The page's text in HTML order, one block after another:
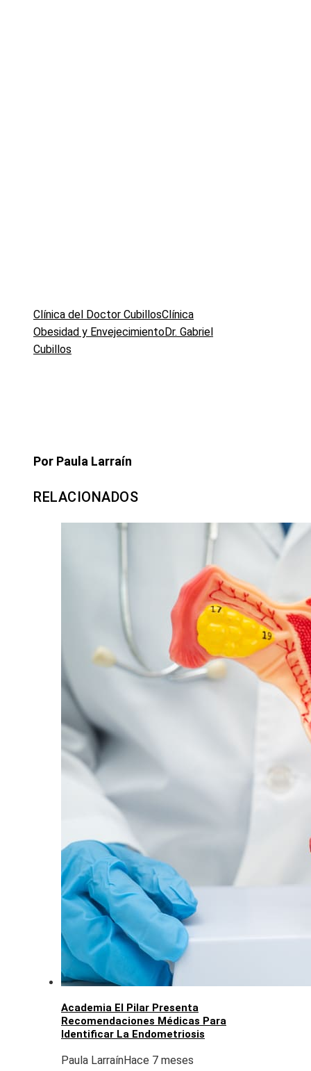
Clínica del Doctor CubillosClínica
Obesidad y EnvejecimientoDr. Gabriel
Cubillos
Por Paula Larraín
RELACIONADOS
Academia El Pilar Presenta
Recomendaciones Médicas Para
Identificar La Endometriosis
Paula LarraínHace 7 meses